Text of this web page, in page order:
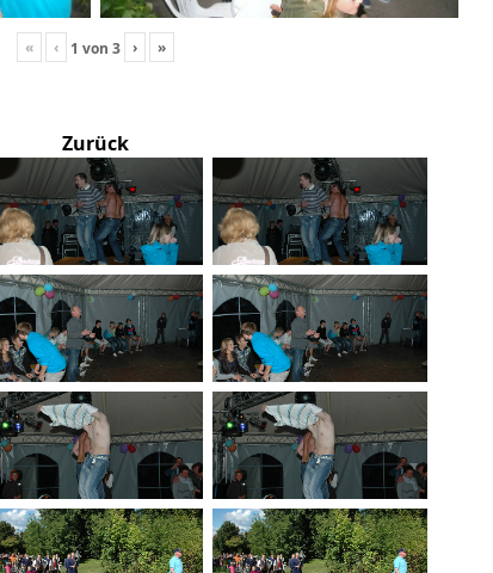
« ‹ 1 von 3 › »
Zurück